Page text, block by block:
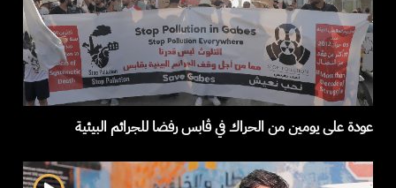
عودة على يومين من الحراك في ڤابس رفضا للجرائم البيئية